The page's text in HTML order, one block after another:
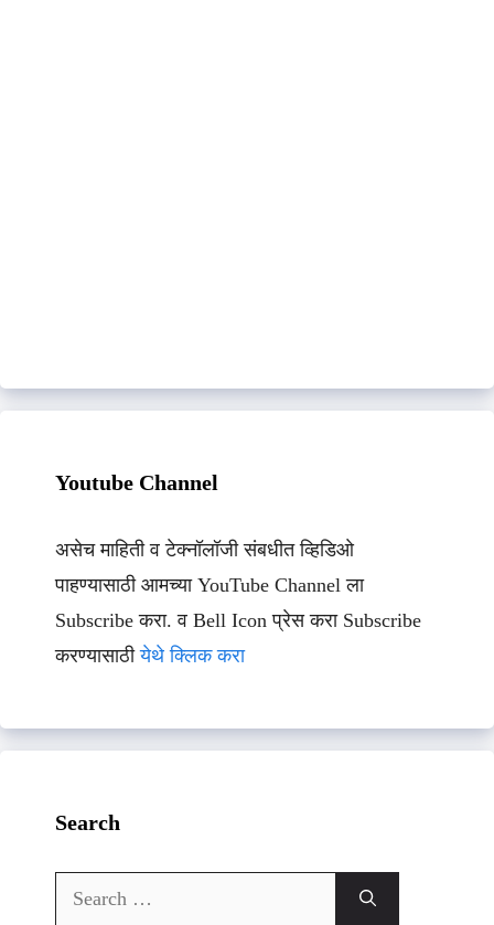
Youtube Channel
असेच माहिती व टेक्नॉलॉजी संबधीत व्हिडिओ
पाहण्यासाठी आमच्या YouTube Channel ला
Subscribe करा. व Bell Icon प्रेस करा Subscribe
करण्यासाठीयेथे क्लिक करा
Search
Search